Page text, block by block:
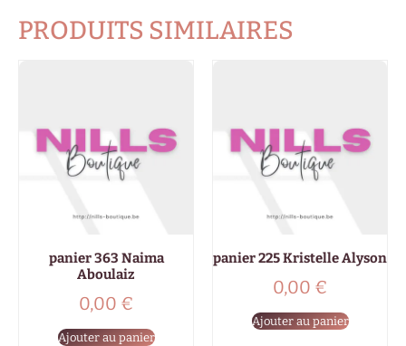
PRODUITS SIMILAIRES
panier 363 Naima
Aboulaiz
0,00 €
Ajouter au panier
panier 225 Kristelle Alyson
0,00 €
Ajouter au panier